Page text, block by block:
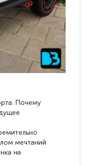
Почему
мечтаний
на